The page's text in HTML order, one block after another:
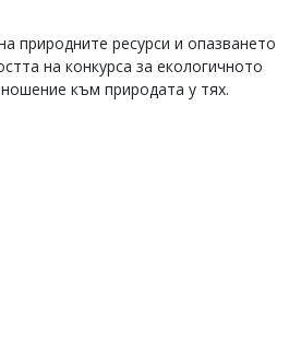
природните ресурси и опазването
на конкурса за екологичното
към природата у тях.